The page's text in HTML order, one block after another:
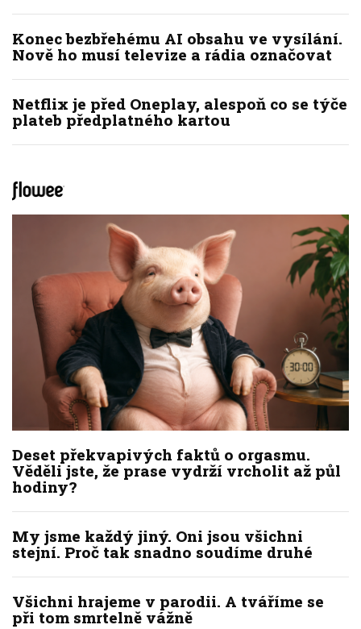
Konec bezbřehému AI obsahu ve vysílání.
Nově ho musí televize a rádia označovat
Netflix je před Oneplay, alespoň co se týče
plateb předplatného kartou
Deset překvapivých faktů o orgasmu.
Věděli jste, že prase vydrží vrcholit až půl
hodiny?
My jsme každý jiný. Oni jsou všichni
stejní. Proč tak snadno soudíme druhé
Všichni hrajeme v parodii. A tváříme se
při tom smrtelně vážně